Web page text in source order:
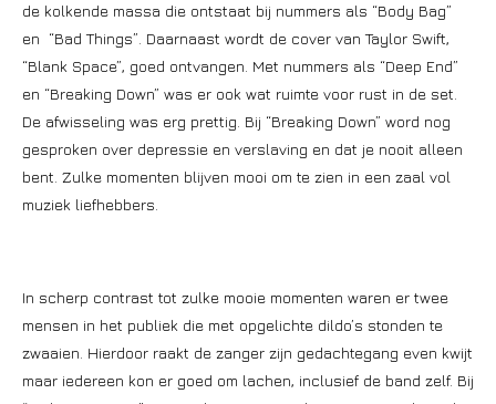
de kolkende massa die ontstaat bij nummers als “Body Bag”
en “Bad Things”. Daarnaast wordt de cover van Taylor Swift,
“Blank Space”, goed ontvangen. Met nummers als “Deep End”
en “Breaking Down” was er ook wat ruimte voor rust in de set.
De afwisseling was erg prettig. Bij “Breaking Down” word nog
gesproken over depressie en verslaving en dat je nooit alleen
bent. Zulke momenten blijven mooi om te zien in een zaal vol
muziek liefhebbers.
In scherp contrast tot zulke mooie momenten waren er twee
mensen in het publiek die met opgelichte dildo’s stonden te
zwaaien. Hierdoor raakt de zanger zijn gedachtegang even kwijt
maar iedereen kon er goed om lachen, inclusief de band zelf. Bij